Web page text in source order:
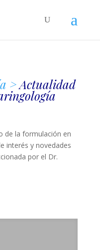
>Actualidad
de la formulación en
interés y novedades
por el Dr.